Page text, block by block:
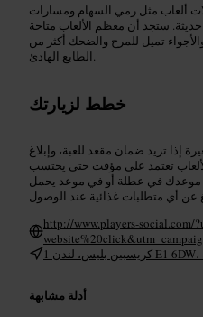
ألعاب مثل رمي السهام ومسارات
ستجد أن معظم الألعاب متاحة
تميل للمرح والضحك أكثر من
الطابع الهادئ.
خطط لزيارتك
إذا تريد ضمان مقعد للعبة، وإبلاغ
تعتمد على مؤقت حتى يحتسب
موعدك في عطلة أو في موعد يحمل
http://www.players-social.com/
أدلة مشابهة